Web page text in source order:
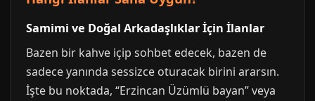
Samimi ve Doğal Arkadaşlıklar İçin İlanlar
Bazen bir kahve içip sohbet edecek, bazen de
sadece yanında sessizce oturacak birini ararsın.
İşte bu noktada, “Erzincan Üzümlü bayan” veya